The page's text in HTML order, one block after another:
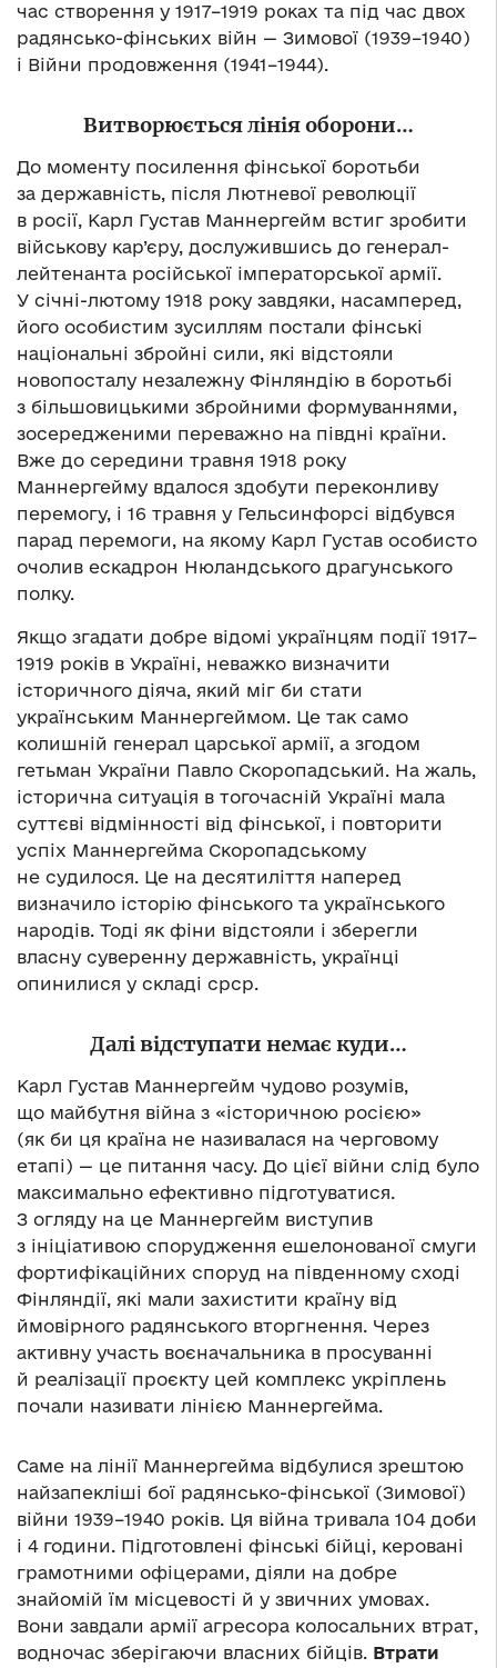
час створення у 1917–1919 роках та під час двох
радянсько-фінських війн — Зимової (1939–1940)
і Війни продовження (1941–1944).
Витворюється лінія оборони…
До моменту посилення фінської боротьби
за державність, після Лютневої революції
в росії, Карл Густав Маннергейм встиг зробити
військову кар’єру, дослужившись до генерал-
лейтенанта російської імператорської армії.
У січні-лютому 1918 року завдяки, насамперед,
його особистим зусиллям постали фінські
національні збройні сили, які відстояли
новопосталу незалежну Фінляндію в боротьбі
з більшовицькими збройними формуваннями,
зосередженими переважно на півдні країни.
Вже до середини травня 1918 року
Маннергейму вдалося здобути переконливу
перемогу, і 16 травня у Гельсинфорсі відбувся
парад перемоги, на якому Карл Густав особисто
очолив ескадрон Нюландського драгунського
полку.
Якщо згадати добре відомі українцям події 1917–
1919 років в Україні, неважко визначити
історичного діяча, який міг би стати
українським Маннергеймом. Це так само
колишній генерал царської армії, а згодом
гетьман України Павло Скоропадський. На жаль,
історична ситуація в тогочасній Україні мала
суттєві відмінності від фінської, і повторити
успіх Маннергейма Скоропадському
не судилося. Це на десятиліття наперед
визначило історію фінського та українського
народів. Тоді як фіни відстояли і зберегли
власну суверенну державність, українці
опинилися у складі срср.
Далі відступати немає куди…
Карл Густав Маннергейм чудово розумів,
що майбутня війна з «історичною росією»
(як би ця країна не називалася на черговому
етапі) — це питання часу. До цієї війни слід було
максимально ефективно підготуватися.
З огляду на це Маннергейм виступив
з ініціативою спорудження ешелонованої смуги
фортифікаційних споруд на південному сході
Фінляндії, які мали захистити країну від
ймовірного радянського вторгнення. Через
активну участь воєначальника в просуванні
й реалізації проєкту цей комплекс укріплень
почали називати лінією Маннергейма.
Саме на лінії Маннергейма відбулися зрештою
найзапекліші бої радянсько-фінської (Зимової)
війни 1939–1940 років. Ця війна тривала 104 доби
і 4 години. Підготовлені фінські бійці, керовані
грамотними офіцерами, діяли на добре
знайомій їм місцевості й у звичних умовах.
Вони завдали армії агресора колосальних втрат,
водночас зберігаючи власних бійців. Втрати